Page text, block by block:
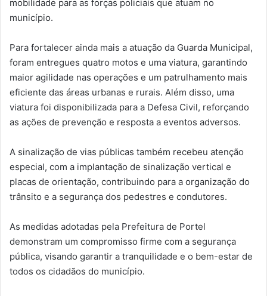
mobilidade para as forças policiais que atuam no
município.
Para fortalecer ainda mais a atuação da Guarda Municipal,
foram entregues quatro motos e uma viatura, garantindo
maior agilidade nas operações e um patrulhamento mais
eficiente das áreas urbanas e rurais. Além disso, uma
viatura foi disponibilizada para a Defesa Civil, reforçando
as ações de prevenção e resposta a eventos adversos.
A sinalização de vias públicas também recebeu atenção
especial, com a implantação de sinalização vertical e
placas de orientação, contribuindo para a organização do
trânsito e a segurança dos pedestres e condutores.
As medidas adotadas pela Prefeitura de Portel
demonstram um compromisso firme com a segurança
pública, visando garantir a tranquilidade e o bem-estar de
todos os cidadãos do município.